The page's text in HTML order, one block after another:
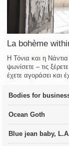
La bohème
Η Τόνια και η
ψωνίσετε – τις
έχετε αγοράσει και
Bodies for
Ocean Goth
Blue jean baby,